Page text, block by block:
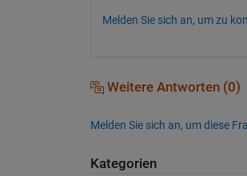
Melden Sie sich an, um zu
Weitere Antworten (0)
Melden Sie sich an, um diese
Kategorien